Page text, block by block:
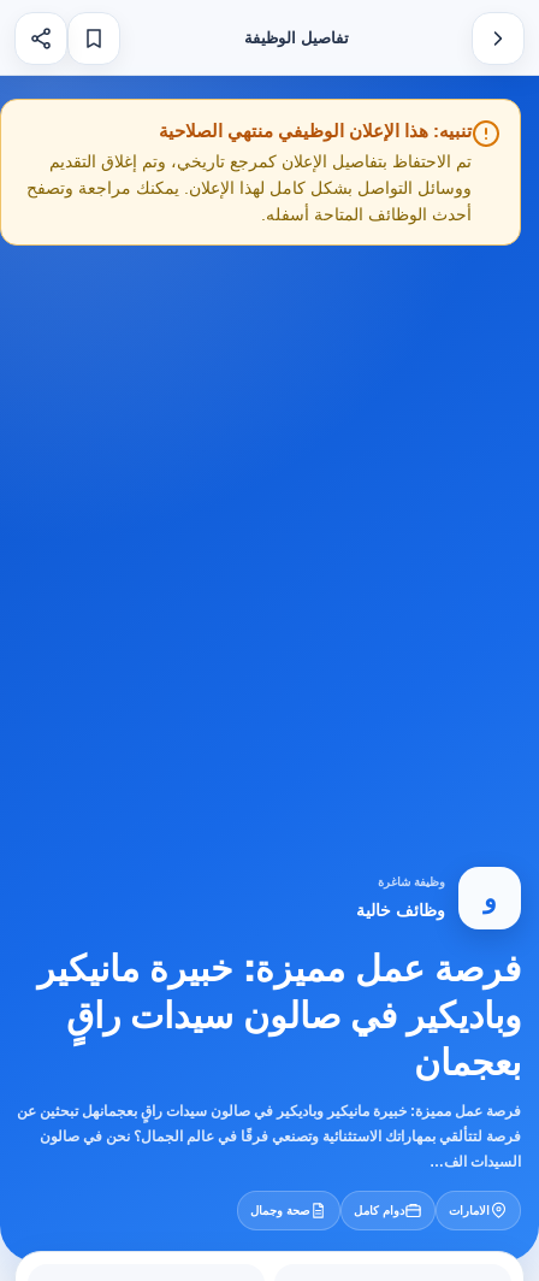
تفاصيل الوظيفة
تنبيه: هذا الإعلان الوظيفي منتهي الصلاحية
تم الاحتفاظ بتفاصيل الإعلان كمرجع تاريخي، وتم إغلاق التقديم
ووسائل التواصل بشكل كامل لهذا الإعلان. يمكنك مراجعة وتصفح
أحدث الوظائف المتاحة أسفله.
و
وظيفة شاغرة
وظائف خالية
فرصة عمل مميزة: خبيرة مانيكير
وباديكير في صالون سيدات راقٍ
بعجمان
فرصة عمل مميزة: خبيرة مانيكير وباديكير في صالون سيدات راقٍ بعجمانهل تبحثين عن
فرصة لتتألقي بمهاراتك الاستثنائية وتصنعي فرقًا في عالم الجمال؟ نحن في صالون
السيدات الف…
الامارات دوام كامل صحة وجمال